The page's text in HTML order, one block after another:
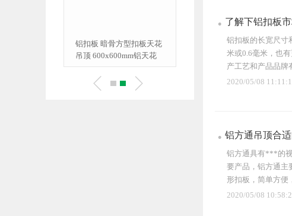
了解下铝扣板
铝扣板的长宽尺寸
米或0.6毫米，也
产工艺和产品品牌
2020/05/08
铝方通吊顶合
铝方通具有***的
要产品，铝方通主
形扣板，简单方便
结...
2020/05/08
铝扣板 暗骨方型扣板天花
吊顶 600x600mm铝天花